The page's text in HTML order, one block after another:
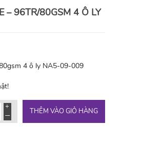
– 96TR/80GSM 4 Ô LY
4 ô ly NA5-09-009
THÊM VÀO GIỎ HÀNG